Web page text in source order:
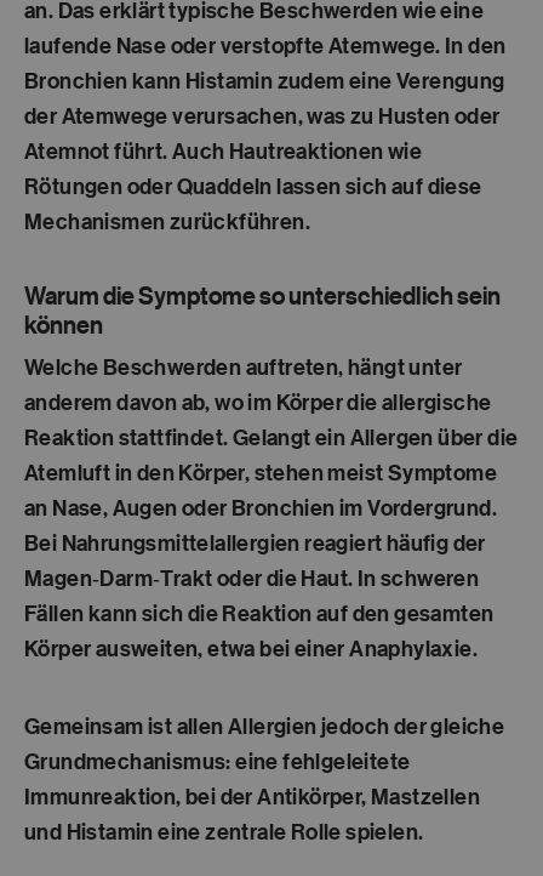
an. Das erklärt typische Beschwerden wie eine
laufende Nase oder verstopfte Atemwege. In den
Bronchien kann Histamin zudem eine Verengung
der Atemwege verursachen, was zu Husten oder
Atemnot führt. Auch Hautreaktionen wie
Rötungen oder Quaddeln lassen sich auf diese
Mechanismen zurückführen.
Warum die Symptome so unterschiedlich sein
können
Welche Beschwerden auftreten, hängt unter
anderem davon ab,wo im Körper die allergische
Reaktion stattfindet. Gelangt ein Allergen über die
Atemluft in den Körper, stehen meist Symptome
an Nase, Augen oder Bronchien im Vordergrund.
Bei Nahrungsmittelallergien reagiert häufig der
Magen‑Darm‑Trakt oder die Haut. In schweren
Fällen kann sich die Reaktion auf den gesamten
Körper ausweiten, etwa bei einer Anaphylaxie.
Gemeinsam ist allen Allergien jedoch der gleiche
Grundmechanismus: eine fehlgeleitete
Immunreaktion, bei der Antikörper, Mastzellen
und Histamin eine zentrale Rolle spielen.